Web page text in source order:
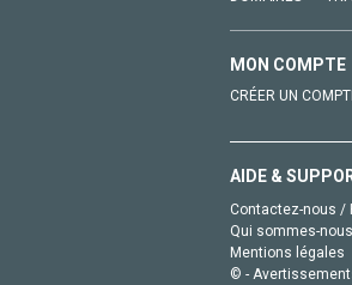
MON COMPTE
CRÉER UN
AIDE &
Contactez-nous /
Qui sommes-
Mentions légales
© -